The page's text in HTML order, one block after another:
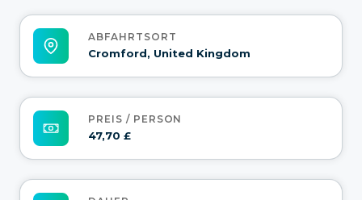
ABFAHRTSORT
Cromford, United Kingdom
PREIS / PERSON
47,70 £